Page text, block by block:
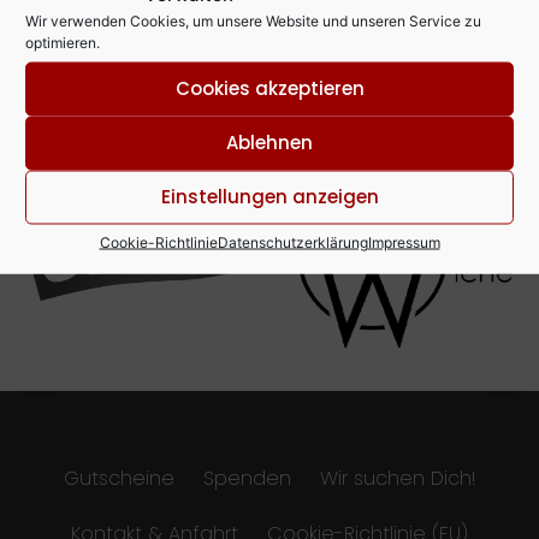
Wir verwenden Cookies, um unsere Website und unseren Service zu
optimieren.
Cookies akzeptieren
Ablehnen
Einstellungen anzeigen
Cookie-RichtlinieDatenschutzerklärungImpressum
Unsere Partner
Gutscheine Spenden
Wir suchen Dich!
Kontakt & Anfahrt
Cookie-Richtlinie (EU)